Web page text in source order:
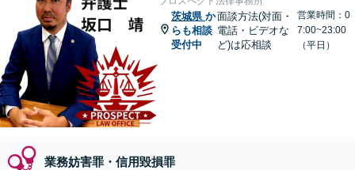
茨城県 か
らも相談
受付中
面談方法(対面・
電話・ビデオな
ど)は応相談
営業時間：0
7:00~23:00
（平日）
業務妨害罪・信用毀損罪